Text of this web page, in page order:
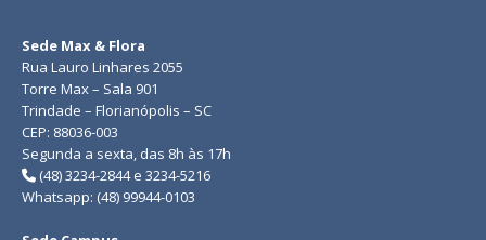
Sede Max & Flora
Rua Lauro Linhares 2055
Torre Max – Sala 901
Trindade – Florianópolis – SC
CEP: 88036-003
Segunda a sexta, das 8h às 17h
(48) 3234-2844 e 3234-5216
Whatsapp: (48) 99944-0103